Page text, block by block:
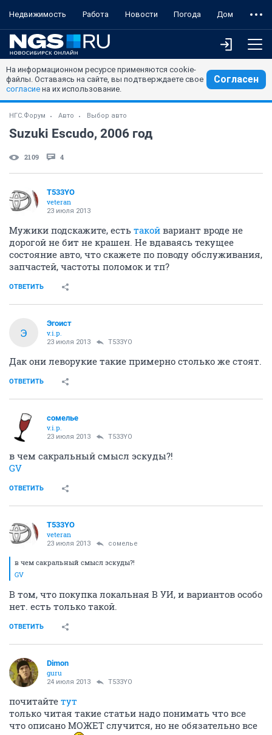
Недвижимость Работа Новости Погода Дом
На информационном ресурсе применяются cookie-
файлы. Оставаясь на сайте, вы подтверждаете свое
согласие на их использование.
Согласен
НГС.Форум Авто Выбор авто
Suzuki Escudo, 2006 год
2109 4
T533YO
veteran
23 июля 2013
Мужики подскажите, есть такой вариант вроде не
дорогой не бит не крашен. Не вдаваясь текущее
состояние авто, что скажете по поводу обслуживания,
запчастей, частоты поломок и тп?
ОТВЕТИТЬ
Э
Эгоист
v.i.p.
23 июля 2013 T533YO
Дак они леворукие такие примерно столько же стоят.
ОТВЕТИТЬ
сомелье
v.i.p.
23 июля 2013 T533YO
в чем сакральный смысл эскуды?!
GV
ОТВЕТИТЬ
T533YO
veteran
23 июля 2013 сомелье
в чем сакральный смысл эскуды?!
GV
В том, что покупка локальная В УИ, и вариантов особо
нет. есть только такой.
ОТВЕТИТЬ
Dimon
guru
24 июля 2013 T533YO
почитайте тут
только читая такие статьи надо понимать что все
что описано МОЖЕТ случится, но не обязательно все